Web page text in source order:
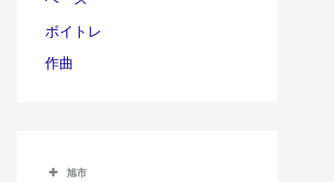
ボイトレ
作曲
旭市